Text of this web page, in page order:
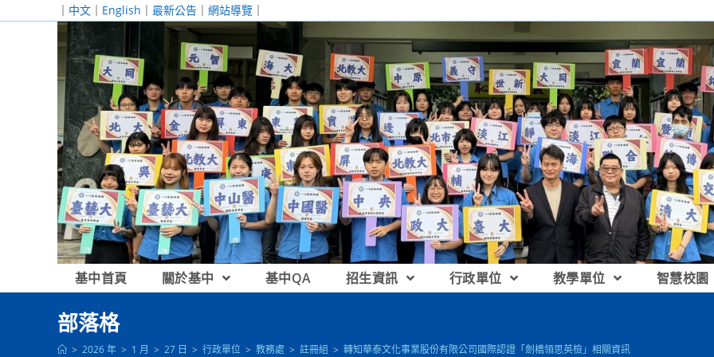
｜ 中文 ｜ English ｜ 最新公告 ｜ 網站導覽 ｜
基中首頁 關於基中 基中QA 招生資訊 行政單位 教學單位 智慧校園
部落格
> 2026 年 > 1 月 > 27 日 > 行政單位 > 教務處 > 註冊組 > 轉知華泰文化事業股份有限公司國際認證「劍橋領思英檢」相關資訊